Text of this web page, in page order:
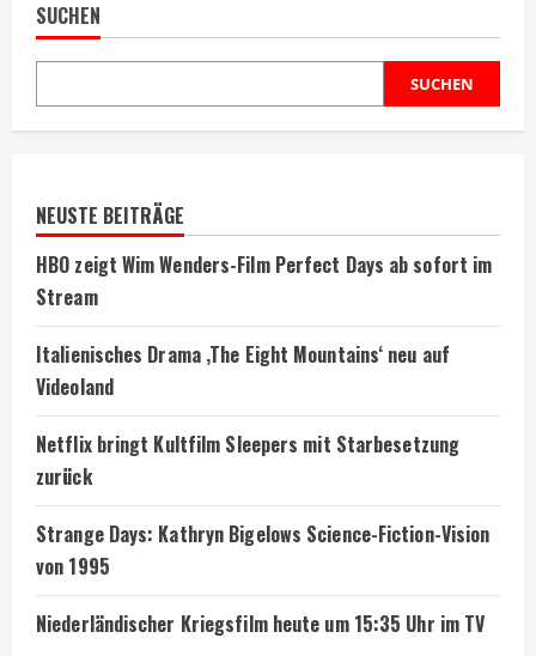
Steve
Martin
März
SUCHEN
SUCHEN
NEUSTE BEITRÄGE
HBO zeigt Wim Wenders-Film Perfect Days ab sofort im
Stream
Italienisches Drama ‚The Eight Mountains‘ neu auf
Videoland
Netflix bringt Kultfilm Sleepers mit Starbesetzung
zurück
Strange Days: Kathryn Bigelows Science-Fiction-Vision
von 1995
Niederländischer Kriegsfilm heute um 15:35 Uhr im TV